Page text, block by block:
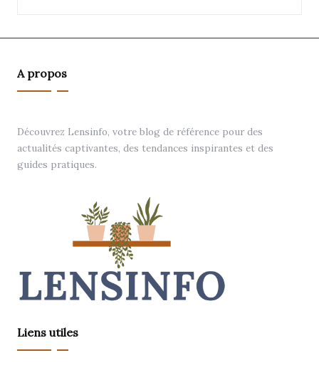
A propos
Découvrez Lensinfo, votre blog de référence pour des
actualités captivantes, des tendances inspirantes et des
guides pratiques.
Liens utiles